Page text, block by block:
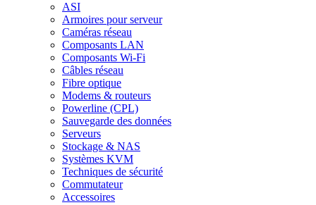
ASI
Armoires pour serveur
Caméras réseau
Composants LAN
Composants Wi-Fi
Câbles réseau
Fibre optique
Modems & routeurs
Powerline (CPL)
Sauvegarde des données
Serveurs
Stockage & NAS
Systèmes KVM
Techniques de sécurité
Commutateur
Accessoires